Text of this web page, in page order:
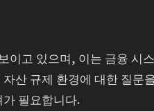
고 있으며, 이는 금융 시
산 규제 환경에 대한 질문
필요합니다.